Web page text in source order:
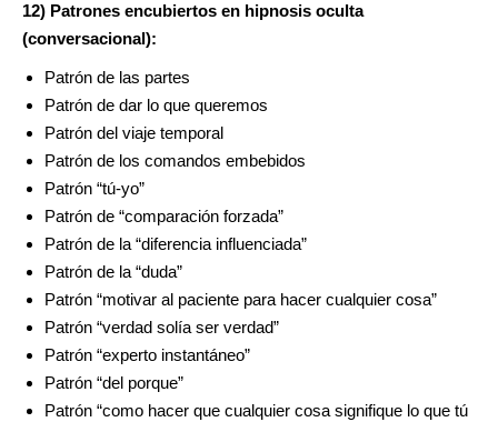
12) Patrones encubiertos en hipnosis oculta
(conversacional):
Patrón de las partes
Patrón de dar lo que queremos
Patrón del viaje temporal
Patrón de los comandos embebidos
Patrón “tú-yo”
Patrón de “comparación forzada”
Patrón de la “diferencia influenciada”
Patrón de la “duda”
Patrón “motivar al paciente para hacer cualquier cosa”
Patrón “verdad solía ser verdad”
Patrón “experto instantáneo”
Patrón “del porque”
Patrón “como hacer que cualquier cosa signifique lo que tú